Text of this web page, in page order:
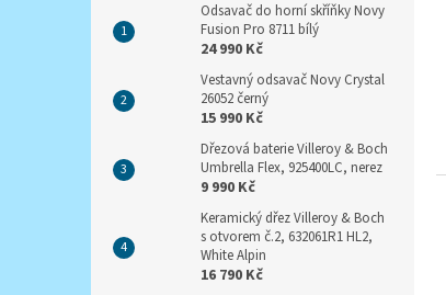
Odsavač do horní skříňky Novy
Fusion Pro 8711 bílý
24 990 Kč
Vestavný odsavač Novy Crystal
26052 černý
15 990 Kč
Dřezová baterie Villeroy & Boch
Umbrella Flex, 925400LC, nerez
9 990 Kč
Keramický dřez Villeroy & Boch
s otvorem č.2, 632061R1 HL2,
White Alpin
16 790 Kč